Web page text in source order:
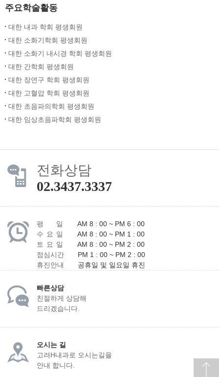
주요학술활동
대한 내과 학회 평생회원
대한 소화기학회 평생회원
대한 소화기 내시경 학회 평생회원
대한 간학회 평생회원
대한 장연구 학회 평생회원
대한 고혈압 학회 평생회원
대한 초음파의학회 평생회원
대한 임상초음파학회 평생회원
전화상담
02.3437.3337
평 일
AM 8 : 00 ~ PM 6 : 00
수 요 일
AM 8 : 00 ~ PM 1 : 00
토 요 일
AM 8 : 00 ~ PM 2 : 00
점심시간
PM 1 : 00 ~ PM 2 : 00
휴진안내
공휴일 및 일요일 휴진
빠른상담
친절하게 상담해
드리겠습니다.
오시는 길
고려H내과로 오시는길을
안내 합니다.